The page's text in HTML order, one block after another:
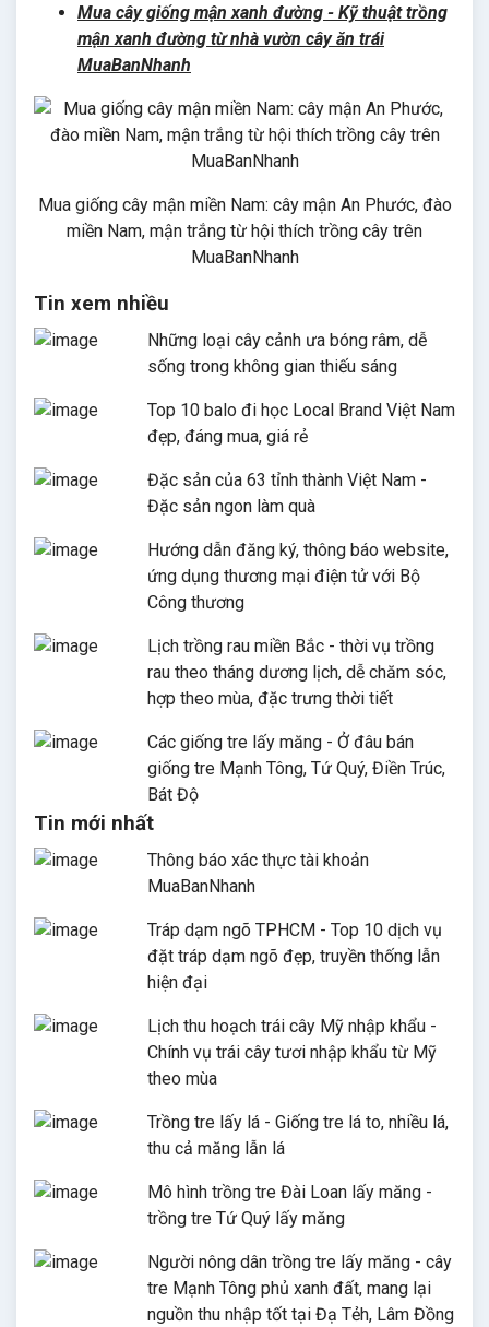
Mua cây giống mận xanh đường - Kỹ thuật trồng
mận xanh đường từ nhà vườn cây ăn trái
MuaBanNhanh
Mua giống cây mận miền Nam: cây mận An Phước, đào
miền Nam, mận trắng từ hội thích trồng cây trên
MuaBanNhanh
Tin xem nhiều
Những loại cây cảnh ưa bóng râm, dễ
sống trong không gian thiếu sáng
Top 10 balo đi học Local Brand Việt Nam
đẹp, đáng mua, giá rẻ
Đặc sản của 63 tỉnh thành Việt Nam -
Đặc sản ngon làm quà
Hướng dẫn đăng ký, thông báo website,
ứng dụng thương mại điện tử với Bộ
Công thương
Lịch trồng rau miền Bắc - thời vụ trồng
rau theo tháng dương lịch, dễ chăm sóc,
hợp theo mùa, đặc trưng thời tiết
Các giống tre lấy măng - Ở đâu bán
giống tre Mạnh Tông, Tứ Quý, Điền Trúc,
Bát Độ
Tin mới nhất
Thông báo xác thực tài khoản
MuaBanNhanh
Tráp dạm ngõ TPHCM - Top 10 dịch vụ
đặt tráp dạm ngõ đẹp, truyền thống lẫn
hiện đại
Lịch thu hoạch trái cây Mỹ nhập khẩu -
Chính vụ trái cây tươi nhập khẩu từ Mỹ
theo mùa
Trồng tre lấy lá - Giống tre lá to, nhiều lá,
thu cả măng lẫn lá
Mô hình trồng tre Đài Loan lấy măng -
trồng tre Tứ Quý lấy măng
Người nông dân trồng tre lấy măng - cây
tre Mạnh Tông phủ xanh đất, mang lại
nguồn thu nhập tốt tại Đạ Tẻh, Lâm Đồng